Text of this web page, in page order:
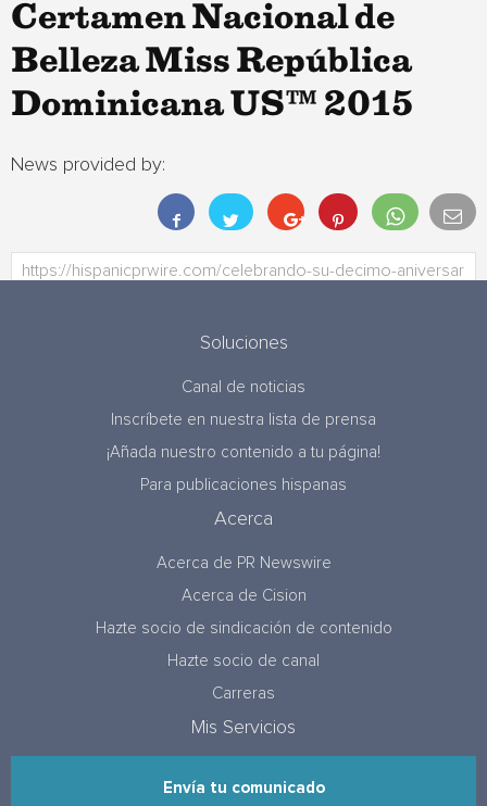
Certamen Nacional de
Belleza Miss República
Dominicana US™ 2015
News provided by:
Soluciones
Canal de noticias
Inscríbete en nuestra lista de prensa
¡Añada nuestro contenido a tu página!
Para publicaciones hispanas
Acerca
Acerca de PR Newswire
Acerca de Cision
Hazte socio de sindicación de contenido
Hazte socio de canal
Carreras
Mis Servicios
Envía tu comunicado